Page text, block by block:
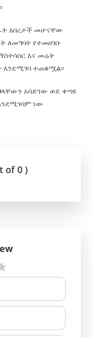
አበረታች መሆናቸው
ለመግባት የተመዘገቡ
እና መሬት
ተጠቁሟል፡፡
አሳድገው ወደ ቀጣዩ
ነው
of 0 )